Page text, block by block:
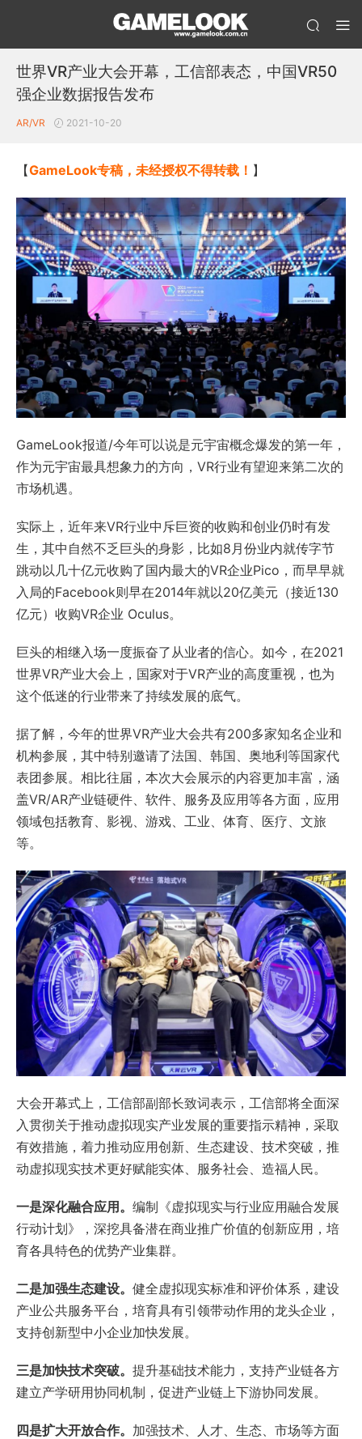
世界VR产业大会开幕，工信部表态，中国VR50
强企业数据报告发布
AR/VR 2021-10-20
【GameLook专稿，未经授权不得转载！ 】
GameLook报道/今年可以说是元宇宙概念爆发的第一年，
作为元宇宙最具想象力的方向，VR行业有望迎来第二次的
市场机遇。
实际上，近年来VR行业中斥巨资的收购和创业仍时有发
生，其中自然不乏巨头的身影，比如8月份业内就传字节
跳动以几十亿元收购了国内最大的VR企业Pico，而早早就
入局的Facebook则早在2014年就以20亿美元（接近130
亿元）收购VR企业 Oculus。
巨头的相继入场一度振奋了从业者的信心。如今，在2021
世界VR产业大会上，国家对于VR产业的高度重视，也为
这个低迷的行业带来了持续发展的底气。
据了解，今年的世界VR产业大会共有200多家知名企业和
机构参展，其中特别邀请了法国、韩国、奥地利等国家代
表团参展。相比往届，本次大会展示的内容更加丰富，涵
盖VR/AR产业链硬件、软件、服务及应用等各方面，应用
领域包括教育、影视、游戏、工业、体育、医疗、文旅
等。
大会开幕式上，工信部副部长致词表示，工信部将全面深
入贯彻关于推动虚拟现实产业发展的重要指示精神，采取
有效措施，着力推动应用创新、生态建设、技术突破，推
动虚拟现实技术更好赋能实体、服务社会、造福人民。
一是深化融合应用。 编制《虚拟现实与行业应用融合发展
行动计划》，深挖具备潜在商业推广价值的创新应用，培
育各具特色的优势产业集群。
二是加强生态建设。 健全虚拟现实标准和评价体系，建设
产业公共服务平台，培育具有引领带动作用的龙头企业，
支持创新型中小企业加快发展。
三是加快技术突破。 提升基础技术能力，支持产业链各方
建立产学研用协同机制，促进产业链上下游协同发展。
四是扩大开放合作。 加强技术、人才、生态、市场等方面